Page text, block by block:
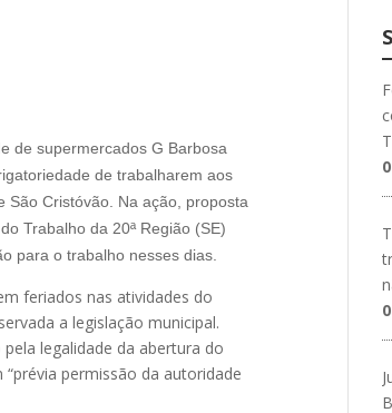
de supermercados G Barbosa
de trabalharem aos
São Cristóvão. Na ação, proposta
Trabalho da 20ª Região (SE)
para o trabalho nesses dias.
feriados nas atividades do
a legislação municipal.
legalidade da abertura do
permissão da autoridade